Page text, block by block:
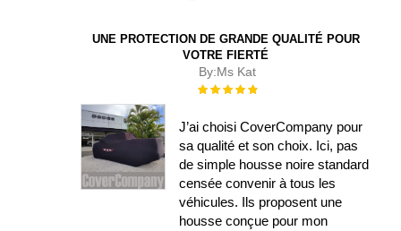
UNE PROTECTION DE GRANDE QUALITÉ POUR
VOTRE FIERTÉ
By:Ms Kat
Évaluation :
J’ai choisi CoverCompany pour
sa qualité et son choix. Ici, pas
de simple housse noire standard
censée convenir à tous les
véhicules. Ils proposent une
housse conçue pour mon